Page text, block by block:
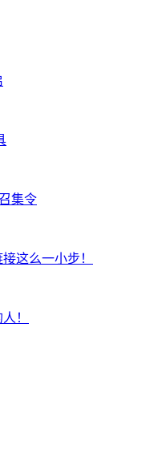
集令
这么一小步！
！